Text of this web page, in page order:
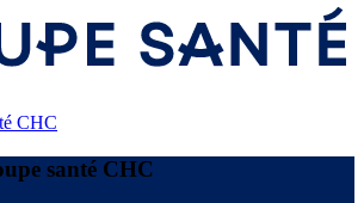
CHC
santé CHC